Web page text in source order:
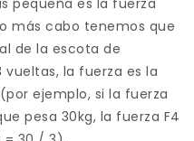
más cabo tenemos que
de la escota de
la fuerza es la
ejemplo, si la fuerza
pesa 30kg, la fuerza F4